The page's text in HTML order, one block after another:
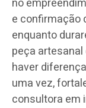
e confirmação
enquanto
peça artesanal
haver
uma vez,
consultora em